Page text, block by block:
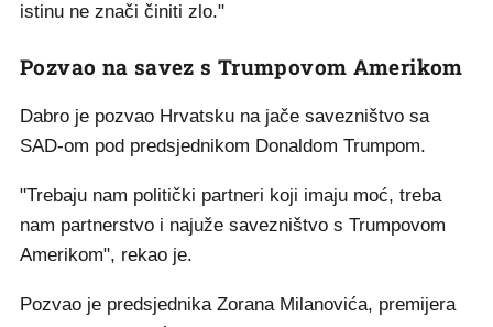
istinu ne znači činiti zlo."
Pozvao na savez s Trumpovom Amerikom
Dabro je pozvao Hrvatsku na jače savezništvo sa
SAD-om pod predsjednikom Donaldom Trumpom.
"Trebaju nam politički partneri koji imaju moć, treba
nam partnerstvo i najuže savezništvo s Trumpovom
Amerikom", rekao je.
Pozvao je predsjednika Zorana Milanovića, premijera